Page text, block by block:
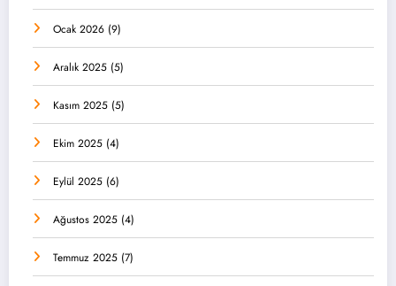
Ocak 2026 (9)
Aralık 2025 (5)
Kasım 2025 (5)
Ekim 2025 (4)
Eylül 2025 (6)
Ağustos 2025 (4)
Temmuz 2025 (7)